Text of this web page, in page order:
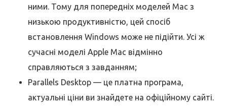
ними. Тому для попередніх моделей Mac з
низькою продуктивністю, цей спосіб
встановлення Windows може не підійти. Усі ж
сучасні моделі Apple Mac відмінно
справляються з завданням;
Parallels Desktop — це платна програма,
актуальні ціни ви знайдете на офіційному сайті.